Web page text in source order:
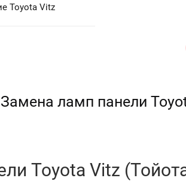
Toyota Vitz
Замена ламп панели
Toyota Vitz